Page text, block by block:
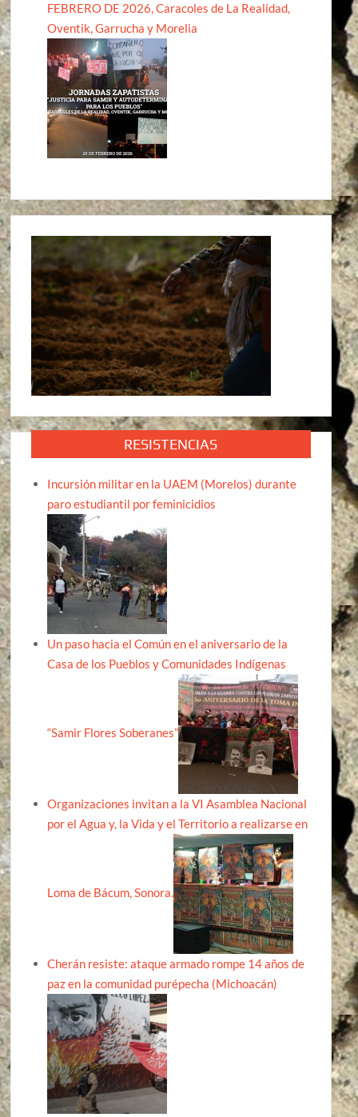
FEBRERO DE 2026, Caracoles de La Realidad,
Oventik, Garrucha y Morelia
RESISTENCIAS
Incursión militar en la UAEM (Morelos) durante
paro estudiantil por feminicidios
Un paso hacia el Común en el aniversario de la
Casa de los Pueblos y Comunidades Indígenas
“Samir Flores Soberanes”
Organizaciones invitan a la VI Asamblea Nacional
por el Agua y, la Vida y el Territorio a realizarse en
Loma de Bácum, Sonora.
Cherán resiste: ataque armado rompe 14 años de
paz en la comunidad purépecha (Michoacán)